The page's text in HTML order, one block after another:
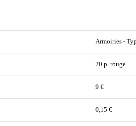
Armoiries -
20 p. rouge
9 €
0,15 €